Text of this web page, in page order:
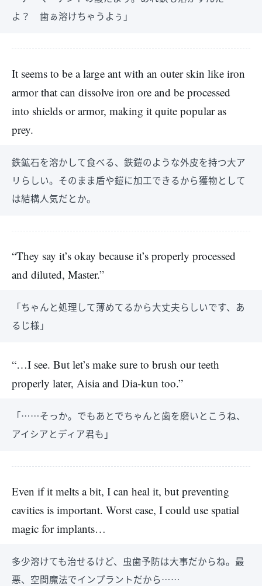
よ？ 歯ぁ溶けちゃうよぅ」
It seems to be a large ant with an outer skin like iron
armor that can dissolve iron ore and be processed
into shields or armor, making it quite popular as
prey.
鉄鉱石を溶かして食べる、鉄鎧のような外皮を持つ大ア
リらしい。そのまま盾や鎧に加工できるから獲物として
は結構人気だとか。
“They say it’s okay because it’s properly processed
and diluted, Master.”
「ちゃんと処理して薄めてるから大丈夫らしいです、あ
るじ様」
“…I see. But let’s make sure to brush our teeth
properly later, Aisia and Dia-kun too.”
「……そっか。でもあとでちゃんと歯を磨いとこうね、
アイシアとディア君も」
Even if it melts a bit, I can heal it, but preventing
cavities is important. Worst case, I could use spatial
magic for implants…
多少溶けても治せるけど、虫歯予防は大事だからね。最
悪、空間魔法でインプラントだから……